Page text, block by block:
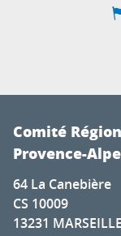
Comité
Provence-
64 La Canebière
CS 10009
13231